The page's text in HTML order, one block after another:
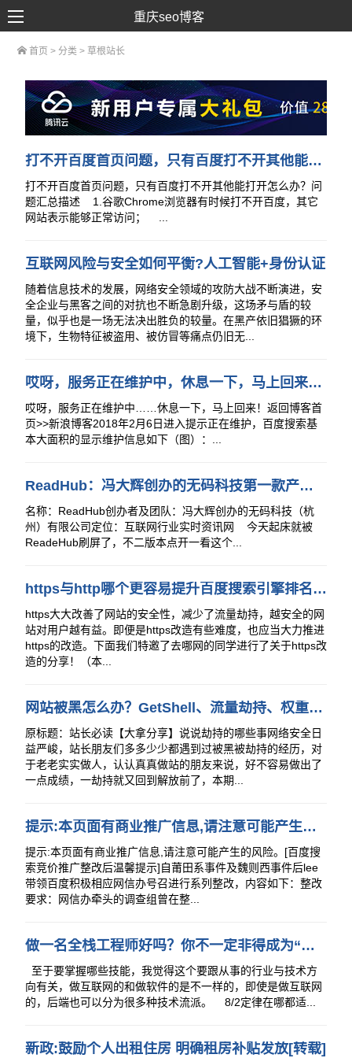
SEO优化
网站建设
SEM营销
重庆seo博客
首页 > 分类 > 草根站长
打不开百度首页问题，只有百度打不开其他能打开怎么解决？
打不开百度首页问题，只有百度打不开其他能打开怎么办？问
题汇总描述 1.谷歌Chrome浏览器有时候打不开百度，其它
网站表示能够正常访问； ...
互联网风险与安全如何平衡?人工智能+身份认证
随着信息技术的发展，网络安全领域的攻防大战不断演进，安
全企业与黑客之间的对抗也不断急剧升级，这场矛与盾的较
量，似乎也是一场无法决出胜负的较量。在黑产依旧猖獗的环
境下，生物特征被盗用、被仿冒等痛点仍旧无...
哎呀，服务正在维护中，休息一下，马上回来！[新浪博客维护]
哎呀，服务正在维护中……休息一下，马上回来！返回博客首
页>>新浪博客2018年2月6日进入提示正在维护，百度搜索基
本大面积的显示维护信息如下（图）：...
ReadHub：冯大辉创办的无码科技第一款产品（互联网行业实时资讯网ReadHub）
名称：ReadHub创办者及团队：冯大辉创办的无码科技（杭
州）有限公司定位：互联网行业实时资讯网 今天起床就被
ReadeHub刷屏了，不二版本点开一看这个...
https与http哪个更容易提升百度搜索引擎排名？http跟https比seo有什么好处？
https大大改善了网站的安全性，减少了流量劫持，越安全的网
站对用户越有益。即便是https改造有些难度，也应当大力推进
https的改造。下面我们特邀了去哪网的同学进行了关于https改
造的分享！（本...
网站被黑怎么办？GetShell、流量劫持、权重劫持、上传、注入日趋严重
原标题：站长必读【大拿分享】说说劫持的哪些事网络安全日
益严峻，站长朋友们多多少少都遇到过被黑被劫持的经历，对
于老老实实做人，认认真真做站的朋友来说，好不容易做出了
一点成绩，一劫持就又回到解放前了，本期...
提示:本页面有商业推广信息,请注意可能产生的风险。[百度搜索结果页整改]
提示:本页面有商业推广信息,请注意可能产生的风险。[百度搜
索竞价推广整改后温馨提示]自莆田系事件及魏则西事件后lee
带领百度积极相应网信办号召进行系列整改，内容如下：整改
要求：网信办牵头的调查组曾在整...
做一名全栈工程师好吗？你不一定非得成为“全栈”！
至于要掌握哪些技能，我觉得这个要跟从事的行业与技术方
向有关，做互联网的和做软件的是不一样的，即使是做互联网
的，后端也可以分为很多种技术流派。 8/2定律在哪都适...
新政:鼓励个人出租住房 明确租房补贴发放[转载]